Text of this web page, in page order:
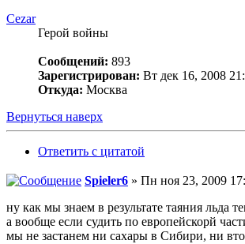
Cezar
Герой войны
Сообщений: 893
Зарегистрирован: Вт дек 16, 2008
Откуда: Москва
Вернуться наверх
Ответить с цитатой
Spieler6 » Пн ноя 23, 2009
ну как мы знаем в результате таяния льда
а вообще если судить по европейскорй
мы не застанем ни сахары в Сибири, ни